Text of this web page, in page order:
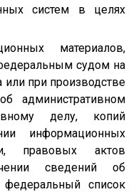
систем в целях
материалов,
судом на
или при производстве
административном
делу, копий
информационных
правовых актов
сведений об
федеральный список